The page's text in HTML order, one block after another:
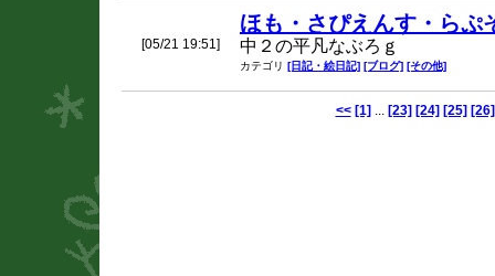
[05/21 19:51]
ほも・さぴえんす・らぷ
中２の平凡なぶろｇ
カテゴリ [日記・絵日記] [ブログ] [その他]
<< [1] ... [23] [24] [25] [26]